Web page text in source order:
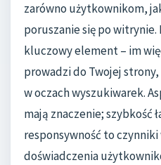
zarówno użytkownikom,
poruszanie się po
kluczowy element – im
prowadzi do Twojej
w oczach wyszukiwarek.
mają znaczenie; szybkość
responsywność to czynniki
doświadczenia